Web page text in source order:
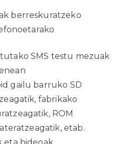
berreskuratzeko
SMS testu mezuak
gailu barruko SD
fabrikako
ROM
etab.